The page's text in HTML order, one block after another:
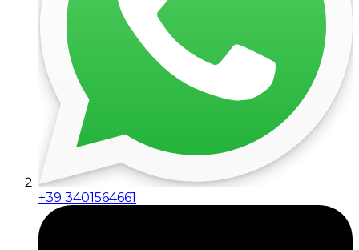
+39 3401564661